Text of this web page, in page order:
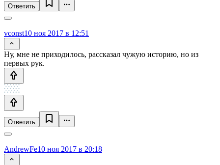
Ответить
vconst10 ноя 2017 в 12:51
Ну, мне не приходилось, рассказал чужую историю, но из
первых рук.
Ответить
AndrewFe10 ноя 2017 в 20:18